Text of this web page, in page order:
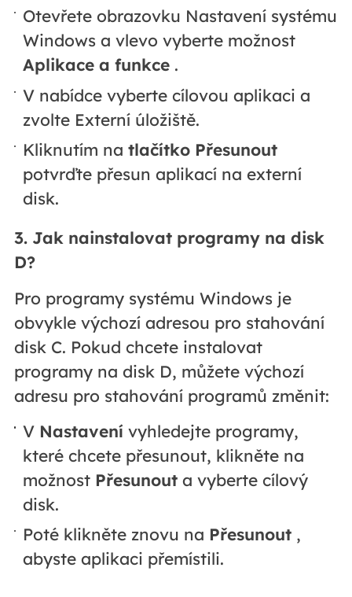
Otevřete obrazovku Nastavení systému
Windows a vlevo vyberte možnost
Aplikace a funkce .
V nabídce vyberte cílovou aplikaci a
zvolte Externí úložiště.
Kliknutím natlačítko Přesunout
potvrďte přesun aplikací na externí
disk.
3. Jak nainstalovat programy na disk
D?
Pro programy systému Windows je
obvykle výchozí adresou pro stahování
disk C. Pokud chcete instalovat
programy na disk D, můžete výchozí
adresu pro stahování programů změnit:
V Nastavení vyhledejte programy,
které chcete přesunout, klikněte na
možnost Přesunout a vyberte cílový
disk.
Poté klikněte znovu na Přesunout ,
abyste aplikaci přemístili.